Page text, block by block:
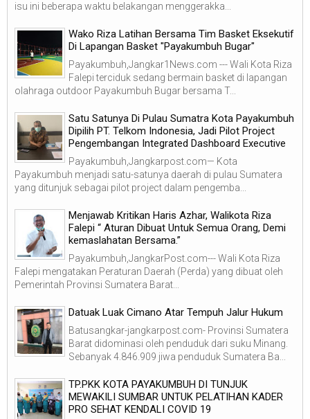
isu ini beberapa waktu belakangan menggerakka...
Wako Riza Latihan Bersama Tim Basket Eksekutif
Di Lapangan Basket "Payakumbuh Bugar"
Payakumbuh,Jangkar1News.com --- Wali Kota Riza
Falepi terciduk sedang bermain basket di lapangan
olahraga outdoor Payakumbuh Bugar bersama T...
Satu Satunya Di Pulau Sumatra Kota Payakumbuh
Dipilih PT. Telkom Indonesia, Jadi Pilot Project
Pengembangan Integrated Dashboard Executive
Payakumbuh,Jangkarpost.com— Kota
Payakumbuh menjadi satu-satunya daerah di pulau Sumatera
yang ditunjuk sebagai pilot project dalam pengemba...
Menjawab Kritikan Haris Azhar, Walikota Riza
Falepi “ Aturan Dibuat Untuk Semua Orang, Demi
kemaslahatan Bersama.”
Payakumbuh,JangkarPost.com--- Wali Kota Riza
Falepi mengatakan Peraturan Daerah (Perda) yang dibuat oleh
Pemerintah Provinsi Sumatera Barat...
Datuak Luak Cimano Atar Tempuh Jalur Hukum
Batusangkar-jangkarpost.com- Provinsi Sumatera
Barat didominasi oleh penduduk dari suku Minang.
Sebanyak 4.846.909 jiwa penduduk Sumatera Ba...
TP.PKK KOTA PAYAKUMBUH DI TUNJUK
MEWAKILI SUMBAR UNTUK PELATIHAN KADER
PRO SEHAT KENDALI COVID 19